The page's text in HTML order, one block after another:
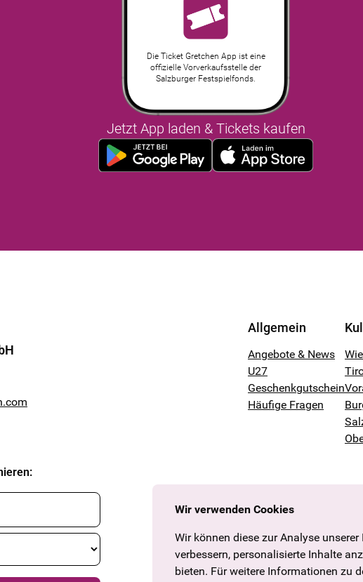
Die Ticket Gretchen App ist eine
offizielle Vorverkaufsstelle der
Salzburger Festspielfonds.
Jetzt App laden & Tickets kaufen
:
Allgemein
Angebote & News
U27
Geschenkgutschein
Häufige Fragen
Wir verwenden Cookies
Wir können diese zur Analyse
verbessern, personalisierte Inhalte
bieten. Für weitere Informationen zu